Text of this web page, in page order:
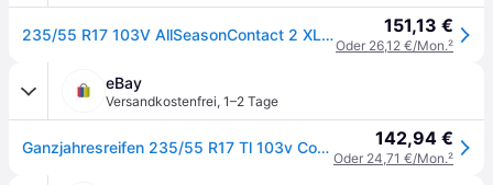
235/55 R17 103V AllSeasonContact 2 XL EVc 151,13 €
Oder 26,12 €/Mon.²
eBay
Versandkostenfrei, 1–2 Tage
Ganzjahresreifen 235/55 R17 Tl 103v Continental Allseasoncontact 2 3pmsf Evc Xl 142,94 €
Oder 24,71 €/Mon.²